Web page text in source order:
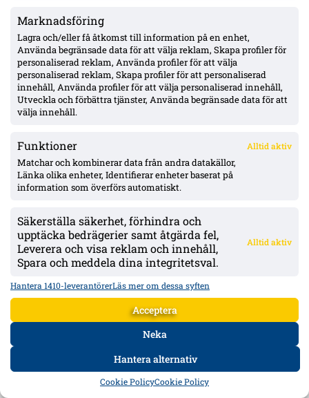
Marknadsföring
Lagra och/eller få åtkomst till information på en enhet,
Använda begränsade data för att välja reklam, Skapa profiler för
personaliserad reklam, Använda profiler för att välja
personaliserad reklam, Skapa profiler för att personaliserad
innehåll, Använda profiler för att välja personaliserad innehåll,
Utveckla och förbättra tjänster, Använda begränsade data för att
välja innehåll.
Funktioner Alltid aktiv
Matchar och kombinerar data från andra datakällor,
Länka olika enheter, Identifierar enheter baserat på
information som överförs automatiskt.
Säkerställa säkerhet, förhindra och
upptäcka bedrägerier samt åtgärda fel,
Leverera och visa reklam och innehåll,
Spara och meddela dina integritetsval.
Alltid aktiv
Hantera 1410-leverantörerLäs mer om dessa syften
Acceptera
Neka
Hantera alternativ
Cookie PolicyCookie Policy
Uppgifter: Mjällby budar på Sebastian Hansen (Odds BK) – kontrakt till 2027
Två norska medier uppger att Mjällby AIF har lagt bud på 19-årige
målvakten Sebastian Hansen i Odds BK. Hansen har spelat 16
ligamatcher i år med sex hållna nollor och sitter på avtal till 2027.
Örgrytes Daniel Paulson utvisad mot AIK: ”Jag träffar inte låret” – AIK vann
Öis-kaptenen Daniel Paulson säger att han inte träffade med dobbarna,
DATA FORUM